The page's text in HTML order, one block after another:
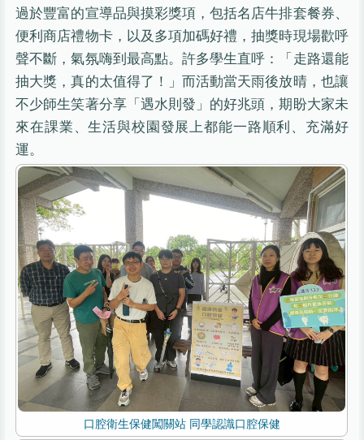
過於豐富的宣導品與摸彩獎項，包括名店牛排套餐券、
便利商店禮物卡，以及多項加碼好禮，抽獎時現場歡呼
聲不斷，氣氛嗨到最高點。許多學生直呼：「走路還能
抽大獎，真的太值得了！」而活動當天雨後放晴，也讓
不少師生笑著分享「遇水則發」的好兆頭，期盼大家未
來在課業、生活與校園發展上都能一路順利、充滿好
運。
口腔衛生保健闖關站 同學認識口腔保健